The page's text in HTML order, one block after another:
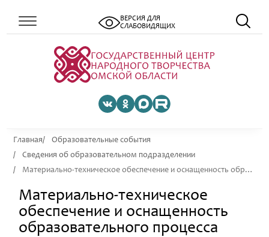
ВЕРСИЯ ДЛЯ
СЛАБОВИДЯЩИХ
Главная
Образовательные события
Сведения об образовательном подразделении
Материально-техническое обеспечение и оснащенность образовательного процесса
Материально-техническое
обеспечение и оснащенность
образовательного процесса